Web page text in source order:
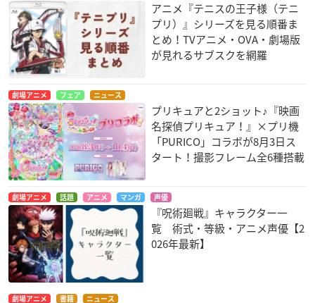
アニメ『テニスの王子様（テニ
プリ）』シリーズを見る順番ま
とめ！TVアニメ・OVA・劇場版
が見れるサブスクを網羅
劇場アニメ フェア ニュース
プリキュアと2ショット♪『映画
名探偵プリキュア！』×プリ機
「PURICO」コラボが8月3日ス
タート！撮影フレーム全6種搭載
劇場アニメ 話題 アニメ マンガ 声優
『呪術廻戦』キャラクター一
覧 術式・等級・アニメ声優【2
026年最新】
劇場アニメ 書籍 ニュース